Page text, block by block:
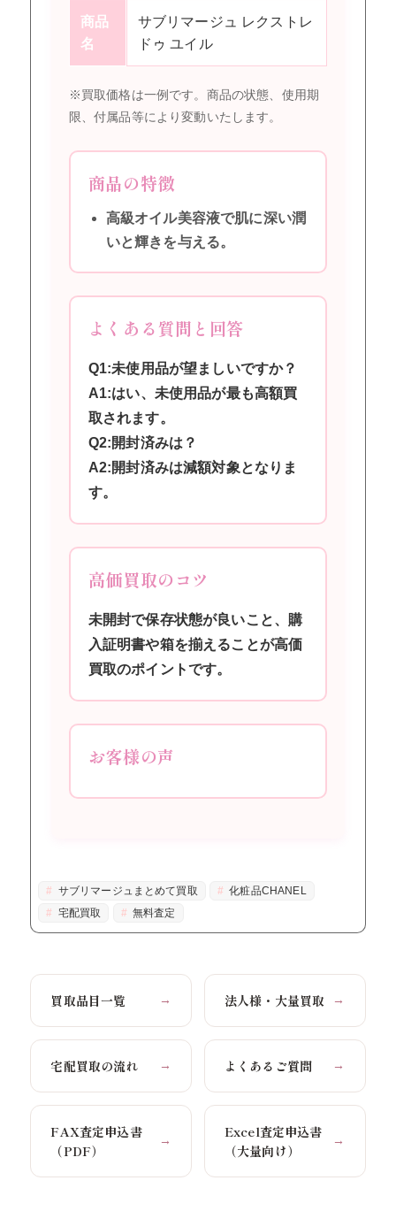
商品
名
サブリマージュ レクストレ
ドゥ ユイル
※買取価格は一例です。商品の状態、使用期
限、付属品等により変動いたします。
商品の特徴
高級オイル美容液で肌に深い潤
いと輝きを与える。
よくある質問と回答
Q1:未使用品が望ましいですか？
A1:はい、未使用品が最も高額買
取されます。
Q2:開封済みは？
A2:開封済みは減額対象となりま
す。
高価買取のコツ
未開封で保存状態が良いこと、購
入証明書や箱を揃えることが高価
買取のポイントです。
お客様の声
サブリマージュまとめて買取
化粧品CHANEL
宅配買取
無料査定
買取品目一覧 → 法人様・大量買取 →
宅配買取の流れ → よくあるご質問 →
FAX査定申込書
（PDF）
→
Excel査定申込書
（大量向け）
→